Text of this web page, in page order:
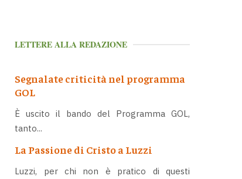
LETTERE ALLA REDAZIONE
Segnalate criticità nel programma
GOL
È uscito il bando del Programma GOL,
tanto...
La Passione di Cristo a Luzzi
Luzzi, per chi non è pratico di questi